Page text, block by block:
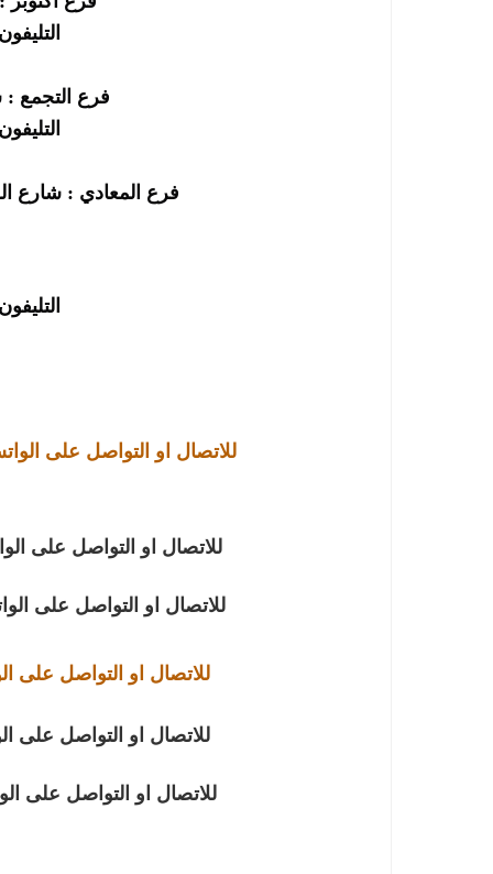
التليفون :
فرع التجمع :
التليفون :
فرع المعادي : شارع
التليفون :
للاتصال او التواصل على
للاتصال او التواصل على
للاتصال او التواصل على
للاتصال او التواصل على
للاتصال او التواصل على
للاتصال او التواصل على